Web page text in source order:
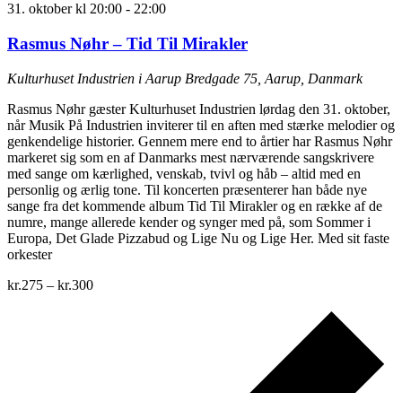
31. oktober kl 20:00 - 22:00
Rasmus Nøhr – Tid Til Mirakler
Kulturhuset Industrien i Aarup Bredgade 75, Aarup, Danmark
Rasmus Nøhr gæster Kulturhuset Industrien lørdag den 31. oktober,
når Musik På Industrien inviterer til en aften med stærke melodier og
genkendelige historier. Gennem mere end to årtier har Rasmus Nøhr
markeret sig som en af Danmarks mest nærværende sangskrivere
med sange om kærlighed, venskab, tvivl og håb – altid med en
personlig og ærlig tone. Til koncerten præsenterer han både nye
sange fra det kommende album Tid Til Mirakler og en række af de
numre, mange allerede kender og synger med på, som Sommer i
Europa, Det Glade Pizzabud og Lige Nu og Lige Her. Med sit faste
orkester
kr.275 – kr.300